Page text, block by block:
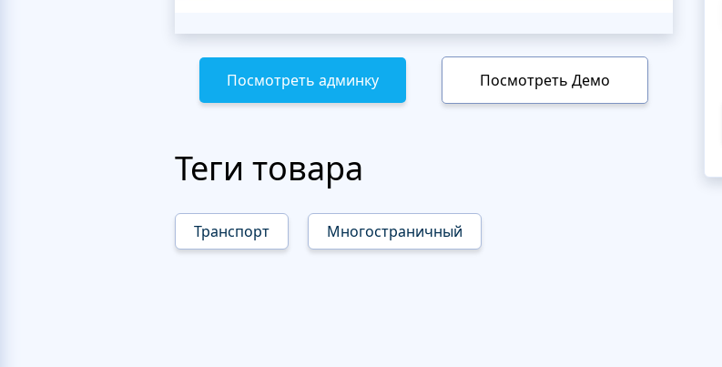
Посмотреть админку Посмотреть Демо
Теги товара
Транспорт Многостраничный